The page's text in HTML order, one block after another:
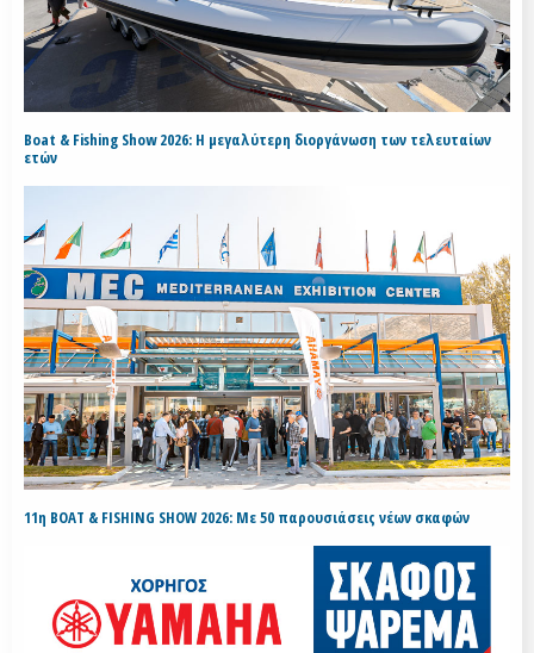
Boat & Fishing Show 2026: Η μεγαλύτερη διοργάνωση των τελευταίων
ετών
11η BOAT & FISHING SHOW 2026: Με 50 παρουσιάσεις νέων σκαφών